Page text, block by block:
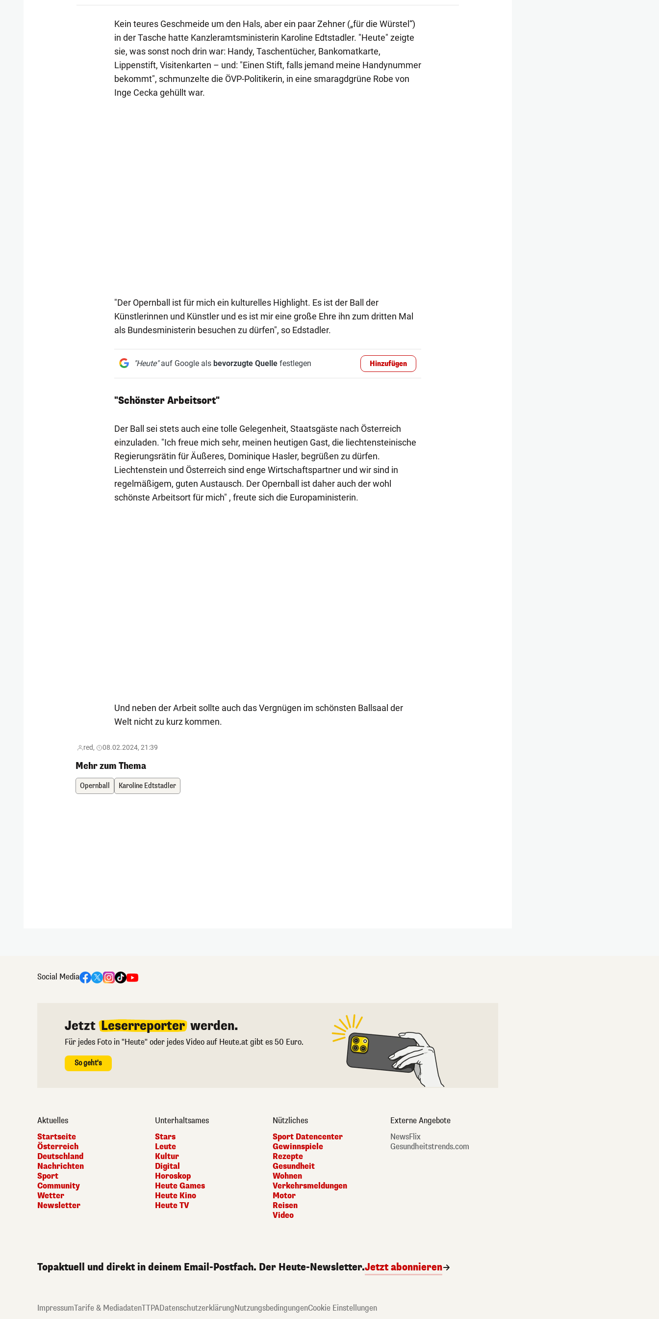
Kein teures Geschmeide um den Hals, aber ein paar Zehner („für die Würstel“)
in der Tasche hatte Kanzleramtsministerin Karoline Edtstadler. "Heute" zeigte
sie, was sonst noch drin war: Handy, Taschentücher, Bankomatkarte,
Lippenstift, Visitenkarten – und: "Einen Stift, falls jemand meine Handynummer
bekommt", schmunzelte die ÖVP-Politikerin, in eine smaragdgrüne Robe von
Inge Cecka gehüllt war.
"Der Opernball ist für mich ein kulturelles Highlight. Es ist der Ball der
Künstlerinnen und Künstler und es ist mir eine große Ehre ihn zum dritten Mal
als Bundesministerin besuchen zu dürfen", so Edstadler.
"Heute"auf Google als bevorzugte Quellefestlegen Hinzufügen
"Schönster Arbeitsort"
Der Ball sei stets auch eine tolle Gelegenheit, Staatsgäste nach Österreich
einzuladen. "Ich freue mich sehr, meinen heutigen Gast, die liechtensteinische
Regierungsrätin für Äußeres, Dominique Hasler, begrüßen zu dürfen.
Liechtenstein und Österreich sind enge Wirtschaftspartner und wir sind in
regelmäßigem, guten Austausch. Der Opernball ist daher auch der wohl
schönste Arbeitsort für mich" , freute sich die Europaministerin.
Und neben der Arbeit sollte auch das Vergnügen im schönsten Ballsaal der
Welt nicht zu kurz kommen.
red, 08.02.2024, 21:39
Mehr zum Thema
Opernball Karoline Edtstadler
Social Media
Jetzt Leserreporter werden.
Für jedes Foto in "Heute" oder jedes Video auf Heute.at gibt es 50 Euro.
So geht's
Aktuelles
Startseite
Österreich
Deutschland
Nachrichten
Sport
Community
Wetter
Newsletter
Unterhaltsames
Stars
Leute
Kultur
Digital
Horoskop
Heute Games
Heute Kino
Heute TV
Nützliches
Sport Datencenter
Gewinnspiele
Rezepte
Gesundheit
Wohnen
Verkehrsmeldungen
Motor
Reisen
Video
Externe Angebote
NewsFlix
Gesundheitstrends.com
Topaktuell und direkt in deinem Email-Postfach. Der Heute-Newsletter.Jetzt abonnieren
ImpressumTarife & MediadatenTTPADatenschutzerklärungNutzungsbedingungenCookie Einstellungen